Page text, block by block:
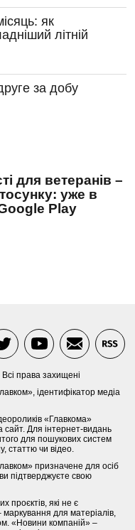
як
літній
за добу
для ветеранів –
уже в
Play
права захищені
ідентифікатор медіа
«Главкома»
сайт. Для інтернет-видань
для пошукових систем
статтю чи відео.
призначене для осіб
підтверджуєте свою
проєктів, які не є
для матеріалів,
«Новини компаній» –